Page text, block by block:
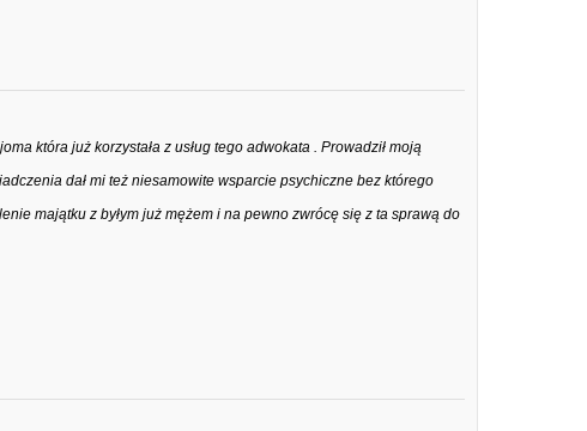
która już korzystała z usług tego adwokata . Prowadził moją
dał mi też niesamowite wsparcie psychiczne bez którego
majątku z byłym już mężem i na pewno zwrócę się z ta sprawą do